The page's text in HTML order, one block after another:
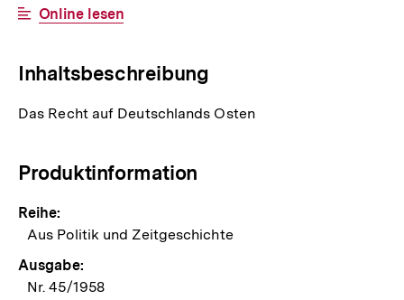
Interner
Online lesen
Inhaltsbeschreibung
Das Recht auf Deutschlands Osten
Produktinformation
Reihe:
Aus Politik und Zeitgeschichte
Ausgabe:
Nr. 45/1958